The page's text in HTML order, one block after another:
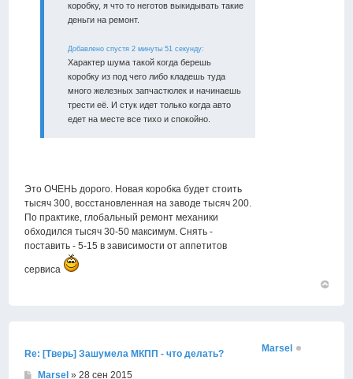
коробку, я что то неготов выкидывать такие
деньги на ремонт.
Добавлено спустя 2 минуты 51 секунду:
Характер шума такой когда берешь
коробку из под чего либо кладешь туда
много железных запчастюлек и начинаешь
трести её. И стук идет только когда авто
едет на месте все тихо и спокойно.
Это ОЧЕНЬ дорого. Новая коробка будет стоить
тысяч 300, восстановленная на заводе тысяч 200.
По практике, глобальный ремонт механики
обходился тысяч 30-50 максимум. Снять -
поставить - 5-15 в зависимости от аппетитов
сервиса
Re: [Тверь] Зашумела МКПП - что делать?
Marsel » 28 сен 2015
Marsel